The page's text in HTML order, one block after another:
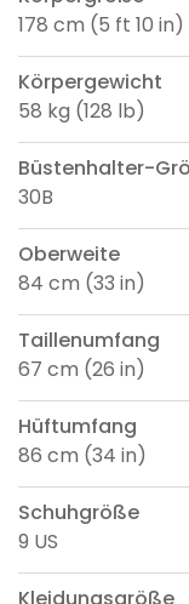
178 cm (5 ft 10 in)
Körpergewicht
58 kg (128 lb)
Büstenhalter-
30B
Oberweite
84 cm (33 in)
Taillenumfang
67 cm (26 in)
Hüftumfang
86 cm (34 in)
Schuhgröße
9 US